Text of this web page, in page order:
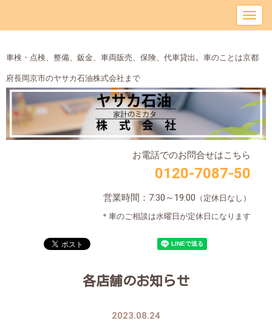
車検・点検、整備、鈑金、車両販売、保険、代車貸出。車のことは京都
府長岡京市のヤサカ石油株式会社まで
お電話でのお問合せはこちら
0120-7087-50
営業時間：7:30～19:00 （定休日なし）
＊車のご相談は水曜日が定休日になります
各店舗のお知らせ
2023.08.24